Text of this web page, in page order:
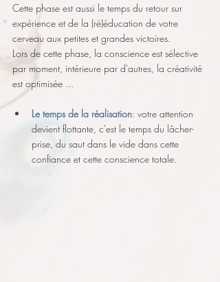
Cette phase est aussi le temps du retour sur
expérience et de la (ré)éducation de votre
cerveau aux petites et grandes victoires.
Lors de cette phase, la conscience est sélective
par moment, intérieure par d'autres, la créativité
est optimisée ...
Le temps de la réalisation: votre attention
devient flottante, c'est le temps du lâcher-
prise, du saut dans le vide dans cette
confiance et cette conscience totale.